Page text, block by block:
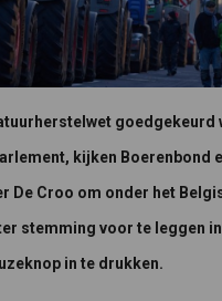
goedgekeurd
kijken Boerenbond
De Croo om onder het
stemming voor te leggen
in te drukken.